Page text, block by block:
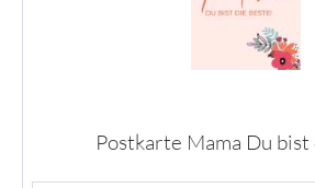
Postkarte Mama Du bist